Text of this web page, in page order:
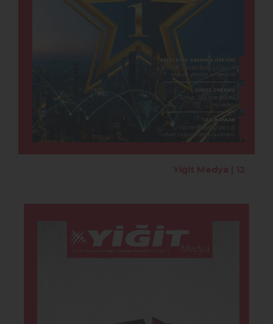
Yiğit Medya | 12